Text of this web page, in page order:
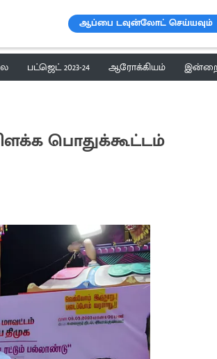
ஆப்பை டவுன்லோட் செய்யவும்
பட்ஜெட் 2023-24 ஆரோக்கியம்
பொதுக்கூட்டம்